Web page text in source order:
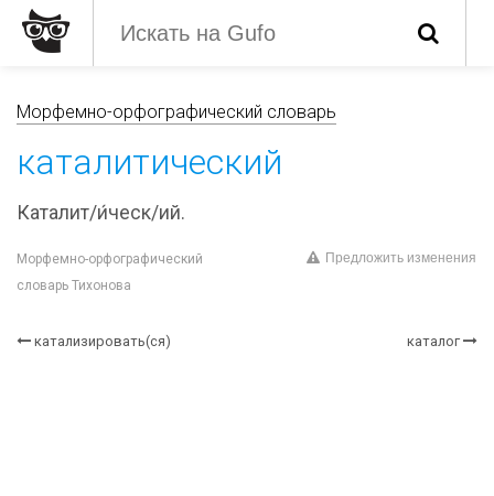
Морфемно-орфографический словарь
каталитический
Каталит/и́ческ/ий.
Морфемно-орфографический
словарь Тихонова
Предложить изменения
катализировать(ся) каталог